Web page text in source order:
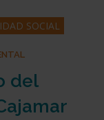
SOCIAL
del